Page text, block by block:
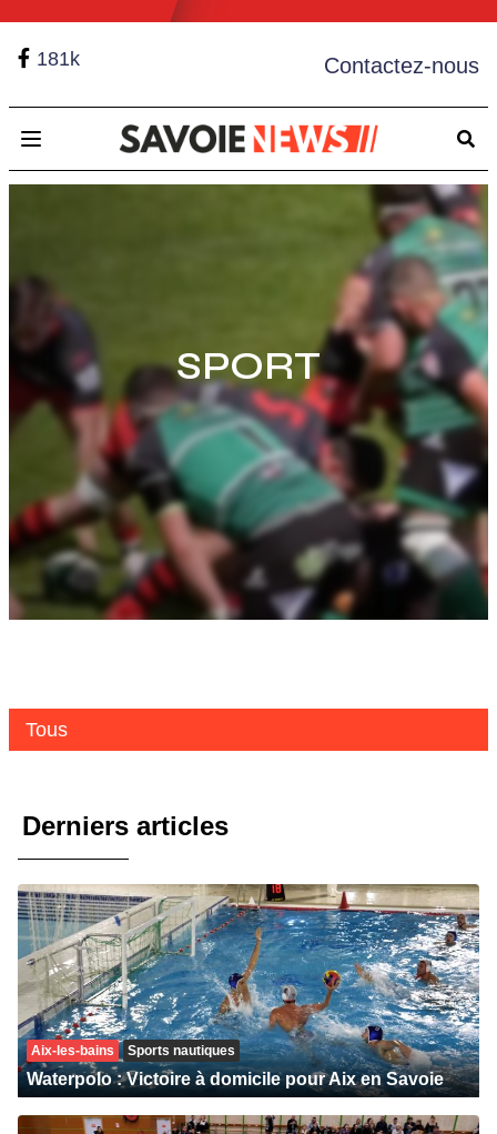
181k Contactez-nous
Open main menu
SPORT
Tous
Derniers articles
Aix-les-bains Sports nautiques
Waterpolo : Victoire à domicile pour Aix en Savoie